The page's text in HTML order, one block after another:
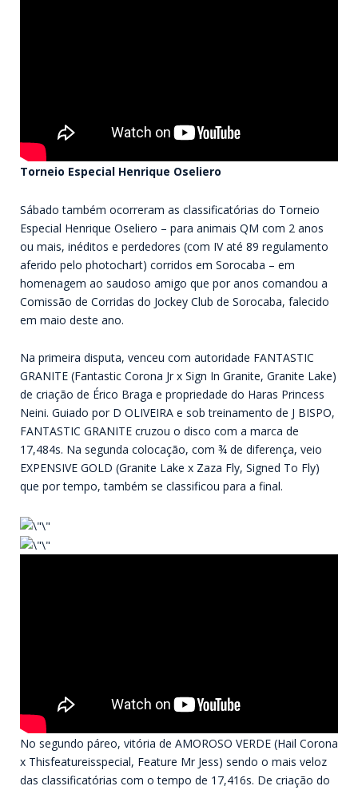
Torneio Especial Henrique Oseliero
Sábado também ocorreram as classificatórias do Torneio
Especial Henrique Oseliero – para animais QM com 2 anos
ou mais, inéditos e perdedores (com IV até 89 regulamento
aferido pelo photochart) corridos em Sorocaba – em
homenagem ao saudoso amigo que por anos comandou a
Comissão de Corridas do Jockey Club de Sorocaba, falecido
em maio deste ano.
Na primeira disputa, venceu com autoridade FANTASTIC
GRANITE (Fantastic Corona Jr x Sign In Granite, Granite Lake)
de criação de Érico Braga e propriedade do Haras Princess
Neini. Guiado por D OLIVEIRA e sob treinamento de J BISPO,
FANTASTIC GRANITE cruzou o disco com a marca de
17,484s. Na segunda colocação, com ¾ de diferença, veio
EXPENSIVE GOLD (Granite Lake x Zaza Fly, Signed To Fly)
que por tempo, também se classificou para a final.
No segundo páreo, vitória de AMOROSO VERDE (Hail Corona
x Thisfeatureisspecial, Feature Mr Jess) sendo o mais veloz
das classificatórias com o tempo de 17,416s. De criação do